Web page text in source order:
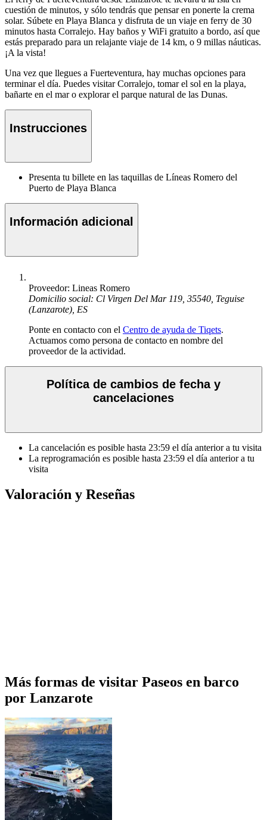
cuestión de minutos, y sólo tendrás que pensar en ponerte la crema
solar. Súbete en Playa Blanca y disfruta de un viaje en ferry de 30
minutos hasta Corralejo. Hay baños y WiFi gratuito a bordo, así que
estás preparado para un relajante viaje de 14 km, o 9 millas náuticas.
¡A la vista!
Una vez que llegues a Fuerteventura, hay muchas opciones para
terminar el día. Puedes visitar Corralejo, tomar el sol en la playa,
bañarte en el mar o explorar el parque natural de las Dunas.
Instrucciones
Presenta tu billete en las taquillas de Líneas Romero del
Puerto de Playa Blanca
Información adicional
Proveedor: Lineas Romero
Domicilio social: Cl Virgen Del Mar 119, 35540, Teguise
(Lanzarote), ES
Ponte en contacto con el Centro de ayuda de Tiqets.
Actuamos como persona de contacto en nombre del
proveedor de la actividad.
Política de cambios de fecha y
cancelaciones
La cancelación es posible hasta 23:59 el día anterior a tu visita
La reprogramación es posible hasta 23:59 el día anterior a tu
visita
Valoración y Reseñas
Más formas de visitar Paseos en barco
por Lanzarote